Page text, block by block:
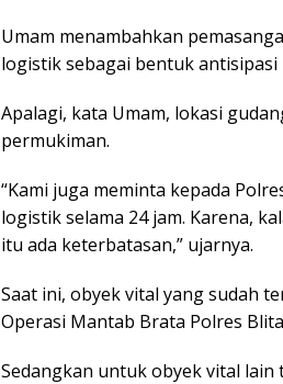
Umam menambahkan
logistik sebagai bentuk antisipasi
Apalagi, kata Umam, lokasi
permukiman.
“Kami juga meminta kepada
logistik selama 24 jam. Karena,
itu ada keterbatasan,” ujarnya.
Saat ini, obyek vital yang sudah
Operasi Mantab Brata Polres
Sedangkan untuk obyek vital